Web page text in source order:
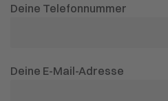
Deine Telefonnummer
Deine E-Mail-Adresse